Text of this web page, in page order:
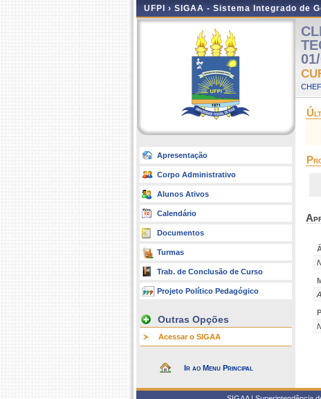
UFPI › SIGAA - Sistema Integrado de
Apresentação
Corpo Administrativo
Alunos Ativos
Calendário
Documentos
Turmas
Trab. de Conclusão de Curso
Projeto Político Pedagógico
Outras Opções
Acessar o SIGAA
Ir ao Menu Principal